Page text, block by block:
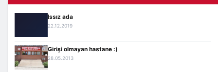
Issız ada
22.12.2019
Girişi olmayan hastane :)
28.05.2013